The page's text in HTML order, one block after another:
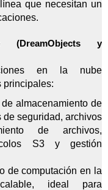
que necesitan un
y
en la nube
principales:
almacenamiento de
seguridad, archivos
de archivos,
S3 y gestión
de computación en la
ideal para